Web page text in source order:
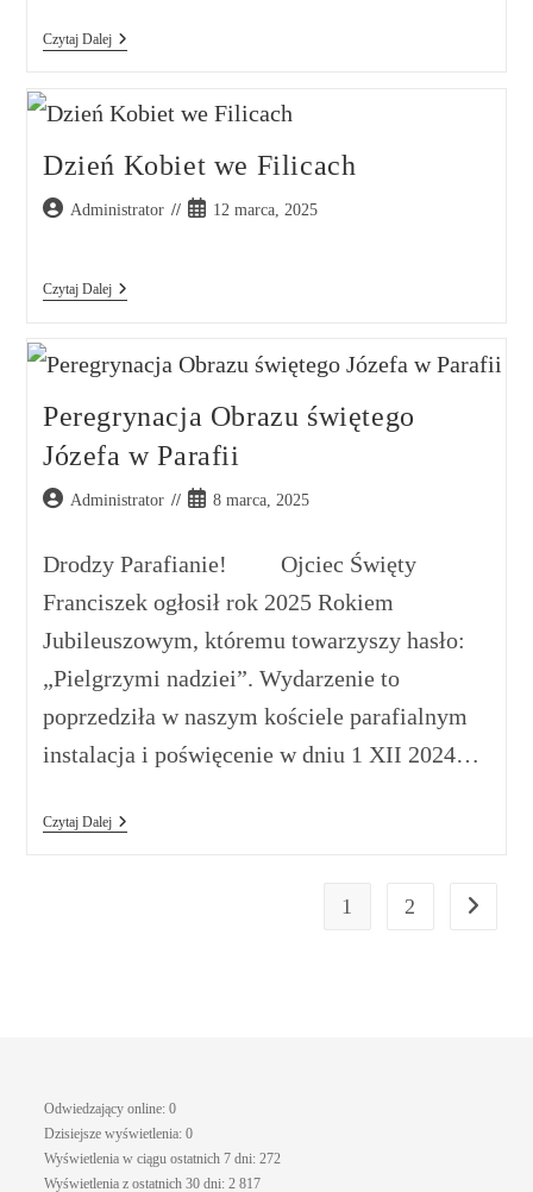
Czytaj Dalej
Dzień Kobiet we Filicach
Administrator 12 marca, 2025
Czytaj Dalej
Peregrynacja Obrazu świętego
Józefa w Parafii
Administrator 8 marca, 2025
Drodzy Parafianie! Ojciec Święty
Franciszek ogłosił rok 2025 Rokiem
Jubileuszowym, któremu towarzyszy hasło:
„Pielgrzymi nadziei”. Wydarzenie to
poprzedziła w naszym kościele parafialnym
instalacja i poświęcenie w dniu 1 XII 2024…
Czytaj Dalej
1 2
Odwiedzający online:0
Dzisiejsze wyświetlenia:0
Wyświetlenia w ciągu ostatnich 7 dni:272
Wyświetlenia z ostatnich 30 dni:2 817